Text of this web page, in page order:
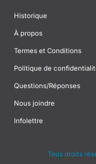
Historique
À propos
Termes et Conditions
Politique de
Questions/Réponses
Nous joindre
Infolettre
Tous droits